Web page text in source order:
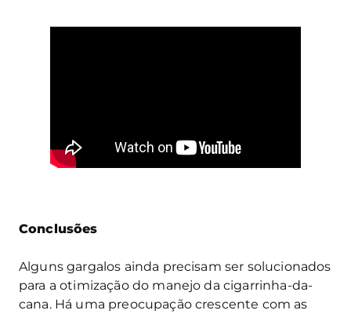
Conclusões
Alguns gargalos ainda precisam ser solucionados
para a otimização do manejo da cigarrinha-da-
cana. Há uma preocupação crescente com as